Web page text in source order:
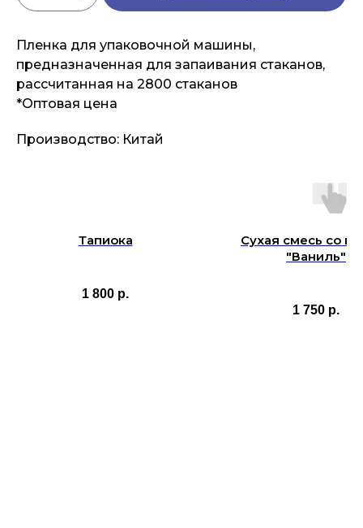
Пленка для упаковочной машины,
предназначенная для запаивания стаканов,
рассчитанная на 2800 стаканов
*Оптовая цена
Производство: Китай
Тапиока
1 800 р.
Сухая смесь со
"Ваниль"
1 750 р.